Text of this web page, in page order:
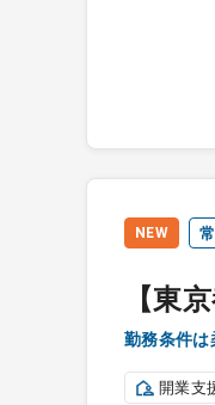
NEW
【東
勤務条件は
開業支